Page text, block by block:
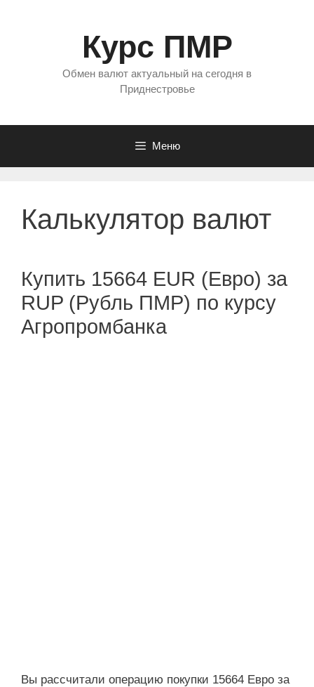
Курс ПМР
Обмен валют актуальный на сегодня в
Приднестровье
Меню
Калькулятор валют
Купить 15664 EUR (Евро) за
RUP (Рубль ПМР) по курсу
Агропромбанка
Вы рассчитали операцию покупки 15664 Евро за